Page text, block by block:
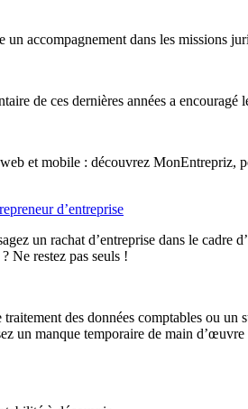
accompagnement dans les missions
de ces dernières années a
et mobile : découvrez MonEntrepriz,
d’entreprise
un rachat d’entreprise dans le cadre
Ne restez pas seuls !
des données comptables ou
un manque temporaire de main